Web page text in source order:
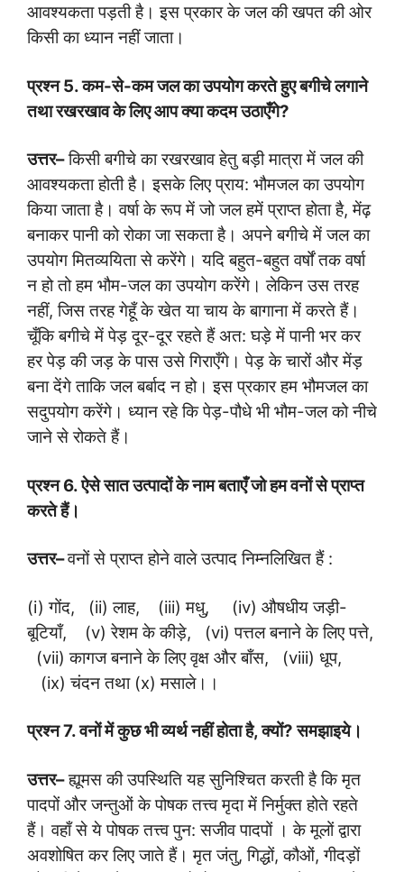
आवश्यकता पड़ती है। इस प्रकार के जल की खपत की ओर
किसी का ध्यान नहीं जाता।
प्रश्न5.कम-से-कम जल का उपयोग करते हुए बगीचे लगाने
तथा रखरखाव के लिए आप क्या कदम उठाएँगे?
उत्तर–किसी बगीचे का रखरखाव हेतु बड़ी मात्रा में जल की
आवश्यकता होती है। इसके लिए प्राय: भौमजल का उपयोग
किया जाता है। वर्षा के रूप में जो जल हमें प्राप्त होता है, मेंढ़
बनाकर पानी को रोका जा सकता है। अपने बगीचे में जल का
उपयोग मितव्ययिता से करेंगे। यदि बहुत-बहुत वर्षों तक वर्षा
न हो तो हम भौम-जल का उपयोग करेंगे। लेकिन उस तरह
नहीं, जिस तरह गेहूँ के खेत या चाय के बागाना में करते हैं।
चूँकि बगीचे में पेड़ दूर-दूर रहते हैं अत: घड़े में पानी भर कर
हर पेड़ की जड़ के पास उसे गिराएँगे। पेड़ के चारों और मेंड़
बना देंगे ताकि जल बर्बाद न हो। इस प्रकार हम भौमजल का
सदुपयोग करेंगे। ध्यान रहे कि पेड़-पौधे भी भौम-जल को नीचे
जाने से रोकते हैं।
प्रश्न6.ऐसे सात उत्पादों के नाम बताएँ जो हम वनों से प्राप्त
करते हैं।
उत्तर–वनों से प्राप्त होने वाले उत्पाद निम्नलिखित हैं :
(i) गोंद, (ii) लाह, (iii) मधु, (iv) औषधीय जड़ी-
बूटियाँ, (v) रेशम के कीड़े, (vi) पत्तल बनाने के लिए पत्ते,
(vii) कागज बनाने के लिए वृक्ष और बाँस, (viii) धूप,
(ix) चंदन तथा (x) मसाले।।
प्रश्न7.वनों में कुछ भी व्यर्थ नहीं होता है,क्यों?समझाइये।
उत्तर–ह्यूमस की उपस्थिति यह सुनिश्चित करती है कि मृत
पादपों और जन्तुओं के पोषक तत्त्व मृदा में निर्मुक्त होते रहते
हैं। वहाँ से ये पोषक तत्त्व पुन: सजीव पादपों । के मूलों द्वारा
अवशोषित कर लिए जाते हैं। मृत जंतु, गिद्धों, कौओं, गीदड़ों